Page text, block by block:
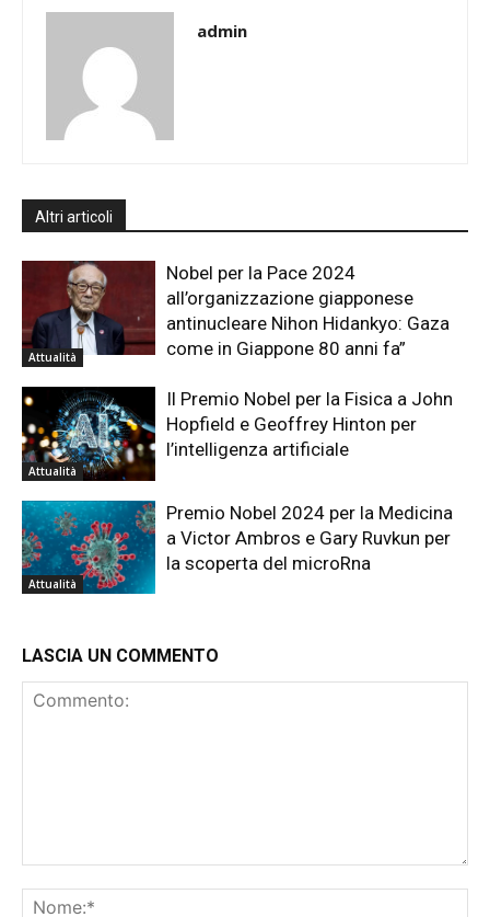
admin
Altri articoli
Attualità
Nobel per la Pace 2024
all’organizzazione giapponese
antinucleare Nihon Hidankyo: Gaza
come in Giappone 80 anni fa”
Attualità
Il Premio Nobel per la Fisica a John
Hopfield e Geoffrey Hinton per
l’intelligenza artificiale
Attualità
Premio Nobel 2024 per la Medicina
a Victor Ambros e Gary Ruvkun per
la scoperta del microRna
LASCIA UN COMMENTO